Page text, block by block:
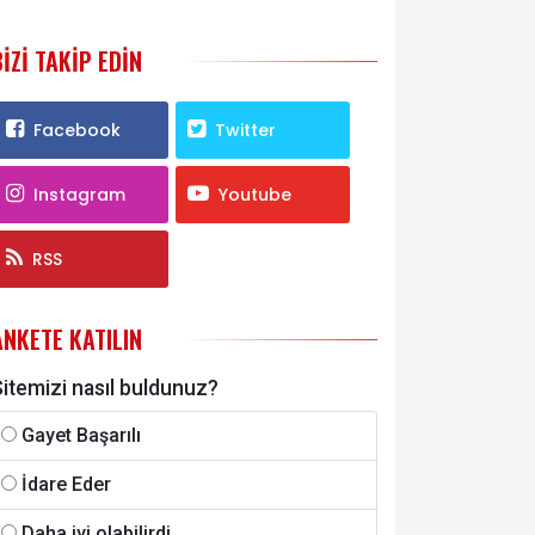
TAKIP EDIN
Facebook Twitter
Instagram Youtube
RSS
KATILIN
nasıl buldunuz?
Gayet Başarılı
İdare Eder